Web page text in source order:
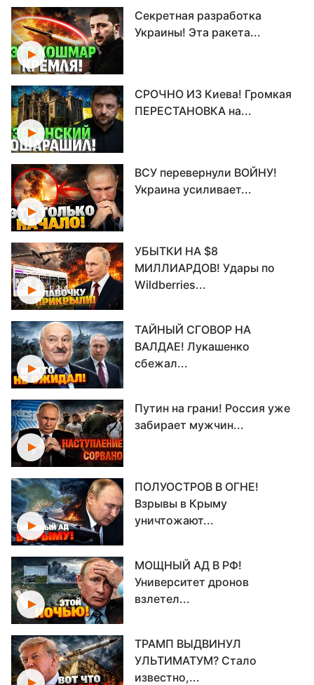
Секретная разработка
Украины! Эта ракета...
СРОЧНО ИЗ Киева! Громкая
ПЕРЕСТАНОВКА на...
ВСУ перевернули ВОЙНУ!
Украина усиливает...
УБЫТКИ НА $8
МИЛЛИАРДОВ! Удары по
Wildberries...
ТАЙНЫЙ СГОВОР НА
ВАЛДАЕ! Лукашенко
сбежал...
Путин на грани! Россия уже
забирает мужчин...
ПОЛУОСТРОВ В ОГНЕ!
Взрывы в Крыму
уничтожают...
МОЩНЫЙ АД В РФ!
Университет дронов
взлетел...
ТРАМП ВЫДВИНУЛ
УЛЬТИМАТУМ? Стало
известно,...